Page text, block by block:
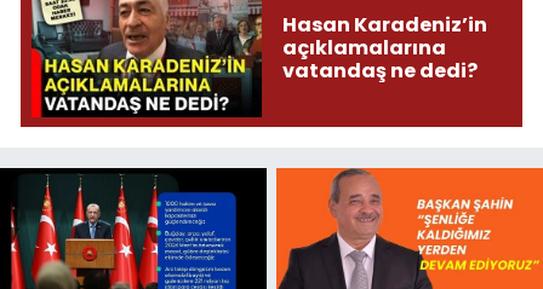
Hasan Karadeniz’in
açıklamalarına
vatandaş ne dedi?